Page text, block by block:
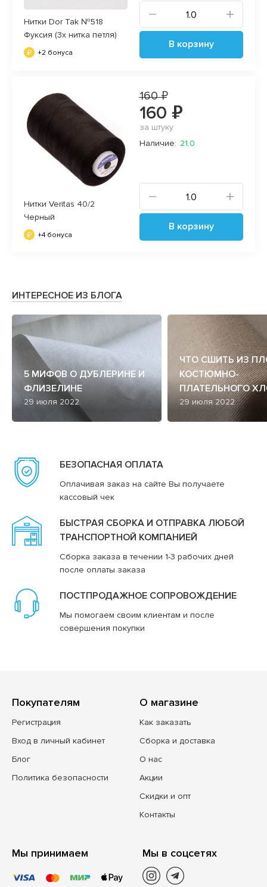
Нитки Dor Tak №518
Фуксия (3х нитка петля)
+2 бонуса
В корзину
Нитки Veritas 40/2
Черный
+4 бонуса
160 ₽
160 ₽
за штуку
Наличие: 21.0
В корзину
ИНТЕРЕСНОЕ ИЗ БЛОГА
5 МИФОВ О ДУБЛЕРИНЕ И
ФЛИЗЕЛИНЕ
29 июля 2022
ЧТО СШИТЬ ИЗ
КОСТЮМНО-
ПЛАТЕЛЬНОГО
29 июля 2022
БЕЗОПАСНАЯ ОПЛАТА
Оплачивая заказ на сайте Вы получаете
кассовый чек
БЫСТРАЯ СБОРКА И ОТПРАВКА ЛЮБОЙ
ТРАНСПОРТНОЙ КОМПАНИЕЙ
Сборка заказа в течении 1-3 рабочих дней
после оплаты заказа
ПОСТПРОДАЖНОЕ СОПРОВОЖДЕНИЕ
Мы помогаем своим клиентам и после
совершения покупки
Покупателям
Регистрация
Вход в личный кабинет
Блог
Политика безопасности
О магазине
Как заказать
Сборка и доставка
О нас
Акции
Скидки и опт
Контакты
Мы принимаем Мы в соцсетях